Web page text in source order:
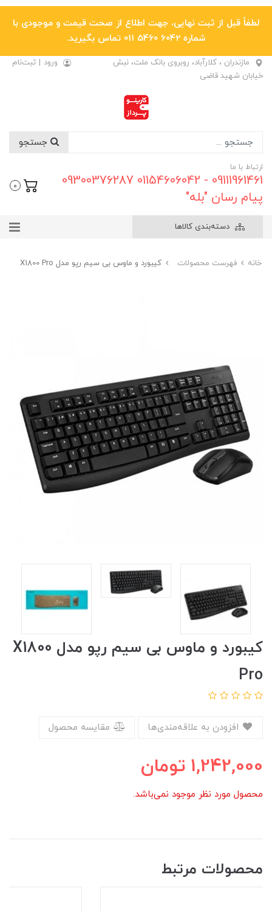
لطفاً قبل از ثبت نهایی، جهت اطلاع از صحت قیمت و موجودی با
شماره 6042 5460 011 تماس بگیرید.
مازندران ، کلارآباد، روبروی بانک ملت، نبش
خیابان شهید قاضی
ورود | ثبت‌نام
ارتباط با ما
09111961461 - 01154606042 09300376287
پیام رسان "بله"
0
دسته‌بندی کالاها
خانه فهرست محصولات کیبورد و ماوس بی سیم رپو مدل X1800 Pro
کیبورد و ماوس بی سیم رپو مدل X1800
Pro
مقایسه محصول
1,242,000 تومان
محصول مورد نظر موجود نمی‌باشد.
محصولات مرتبط